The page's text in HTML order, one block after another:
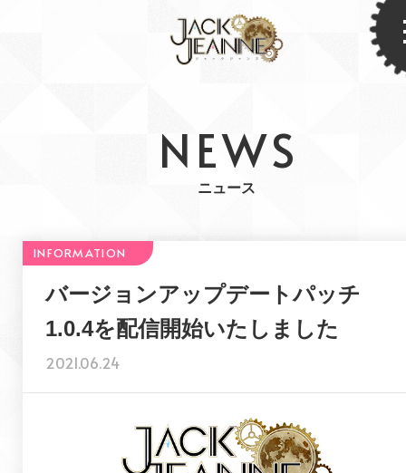
NEWS
ニュース
バージョンアップデートパッチ
1.0.4を配信開始いたしました
2021.06.24